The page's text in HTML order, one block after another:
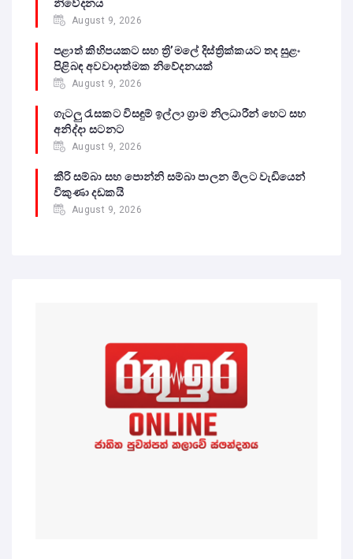
නිවේදනය
August 9, 2026
පළාත් කිහිපයකට සහ ත්‍රි’මලේ දිස්ත්‍රික්කයට තද සුළං
පිළිබඳ අවවාදාත්මක නිවේදනයක්
August 9, 2026
ගැටලු රැසකට විසඳුම් ඉල්ලා ග්‍රාම නිලධාරීන් හෙට සහ
අනිද්දා සටනට
August 9, 2026
කීරි සම්බා සහ පොන්නි සම්බා පාලන මිලට වැඩියෙන්
විකුණා දඩකයි
August 9, 2026